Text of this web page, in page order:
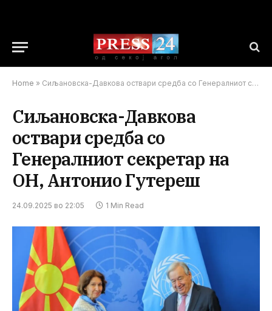
Home » Сиљановска-Давкова оствари средба со Генералниот секретар на ОН, Антонио Гутереш
Сиљановска-Давкова
оствари средба со
Генералниот секретар на
ОН, Антонио Гутереш
24.09.2025 во 22:05 1 Min Read